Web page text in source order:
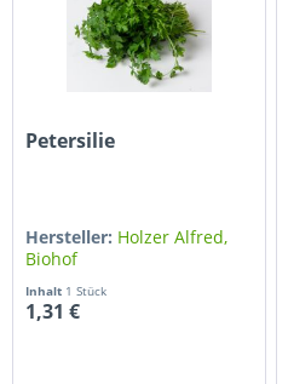
Petersilie
Hersteller: Holzer Alfred,
Biohof
Inhalt 1 Stück
1,31 €